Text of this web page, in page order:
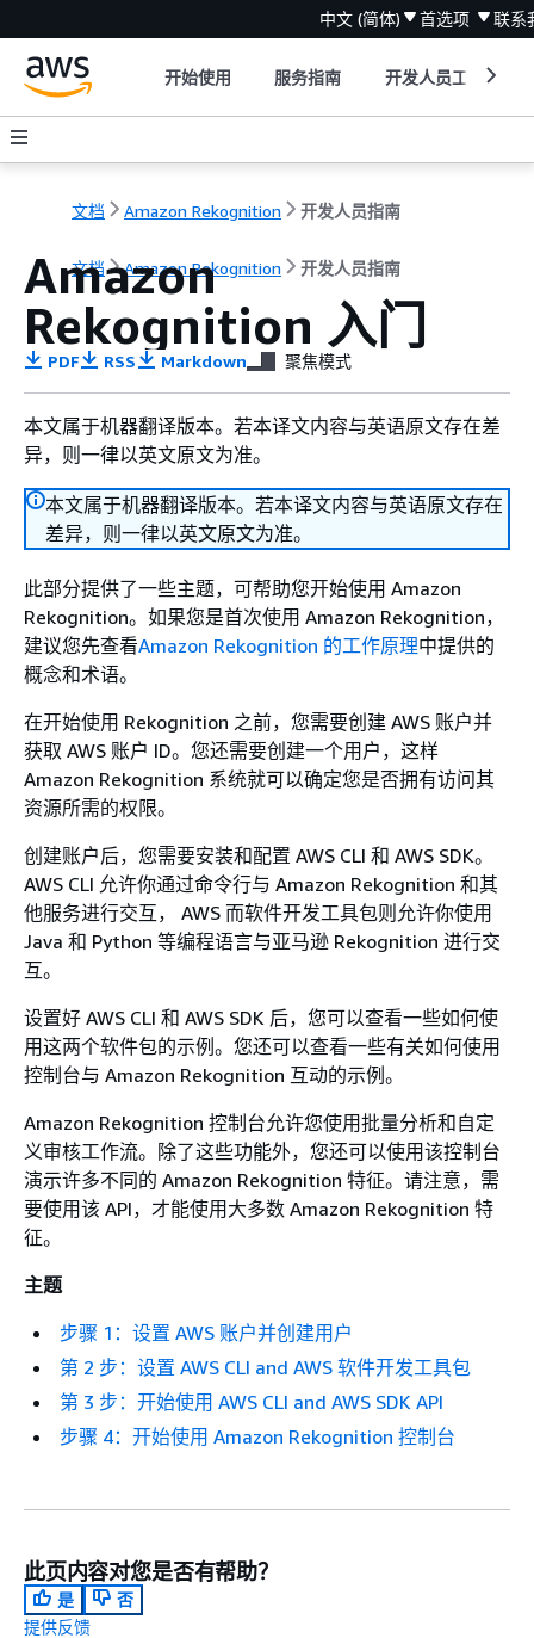
中文 (简体) 首选项 联系
开始使用 服务指南 开发人员工具
文档 Amazon Rekognition 开发人员指南
文档 Amazon Rekognition 开发人员指南
Amazon
Rekognition 入门
PDF RSS Markdown 聚焦模式
本文属于机器翻译版本。若本译文内容与英语原文存在差
异，则一律以英文原文为准。
本文属于机器翻译版本。若本译文内容与英语原文存在
差异，则一律以英文原文为准。
此部分提供了一些主题，可帮助您开始使用 Amazon
Rekognition。如果您是首次使用 Amazon Rekognition，
建议您先查看Amazon Rekognition 的工作原理中提供的
概念和术语。
在开始使用 Rekognition 之前，您需要创建 AWS 账户并
获取 AWS 账户 ID。您还需要创建一个用户，这样
Amazon Rekognition 系统就可以确定您是否拥有访问其
资源所需的权限。
创建账户后，您需要安装和配置 AWS CLI 和 AWS SDK。
AWS CLI 允许你通过命令行与 Amazon Rekognition 和其
他服务进行交互， AWS 而软件开发工具包则允许你使用
Java 和 Python 等编程语言与亚马逊 Rekognition 进行交
互。
设置好 AWS CLI 和 AWS SDK 后，您可以查看一些如何使
用这两个软件包的示例。您还可以查看一些有关如何使用
控制台与 Amazon Rekognition 互动的示例。
Amazon Rekognition 控制台允许您使用批量分析和自定
义审核工作流。除了这些功能外，您还可以使用该控制台
演示许多不同的 Amazon Rekognition 特征。请注意，需
要使用该 API，才能使用大多数 Amazon Rekognition 特
征。
主题
步骤 1：设置 AWS 账户并创建用户
第 2 步：设置 AWS CLI and AWS 软件开发工具包
第 3 步：开始使用 AWS CLI and AWS SDK API
步骤 4：开始使用 Amazon Rekognition 控制台
此页内容对您是否有帮助？
是
否
提供反馈